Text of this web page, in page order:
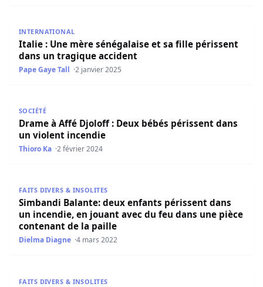
INTERNATIONAL
Italie : Une mère sénégalaise et sa fille périssent
dans un tragique accident
Pape Gaye Tall 2 janvier 2025
SOCIÉTÉ
Drame à Affé Djoloff : Deux bébés périssent dans
un violent incendie
Thioro Ka 2 février 2024
FAITS DIVERS & INSOLITES
Simbandi Balante: deux enfants périssent dans
un incendie, en jouant avec du feu dans une pièce
contenant de la paille
Dielma Diagne 4 mars 2022
FAITS DIVERS & INSOLITES